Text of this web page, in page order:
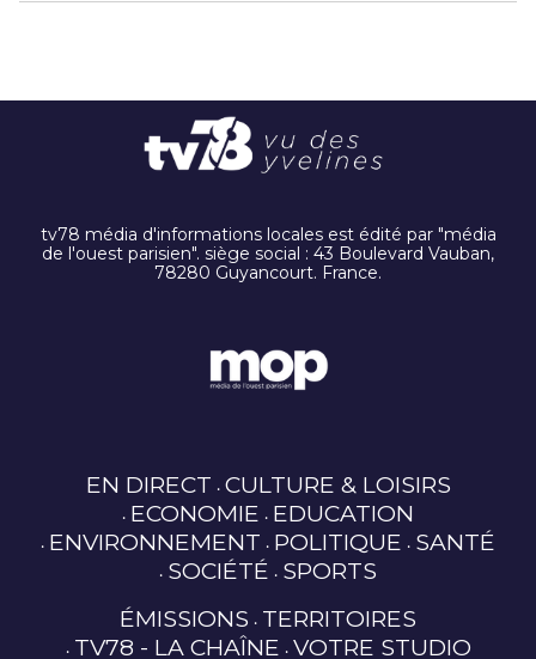
tv78 média d'informations locales est édité par "média
de l'ouest parisien". siège social : 43 Boulevard Vauban,
78280 Guyancourt. France.
EN DIRECT CULTURE & LOISIRS
ECONOMIE EDUCATION
ENVIRONNEMENT POLITIQUE SANTÉ
SOCIÉTÉ SPORTS
ÉMISSIONS TERRITOIRES
TV78 - LA CHAÎNE VOTRE STUDIO